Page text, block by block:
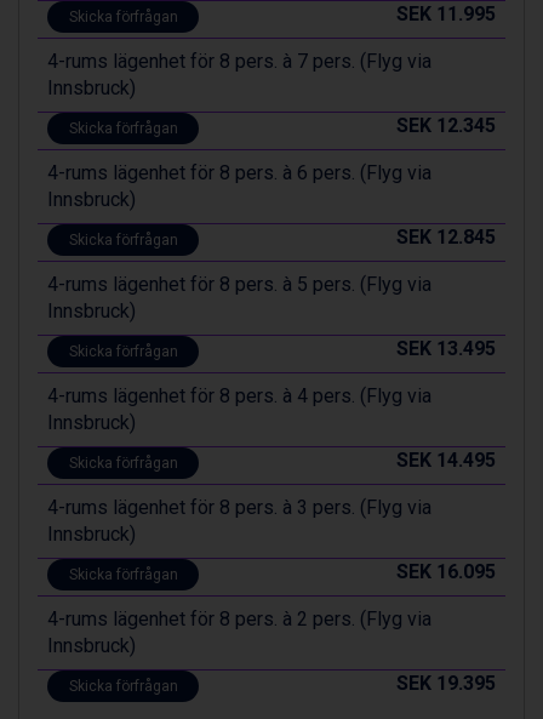
St. Anton från 11.245 kr.
Zell am See från 6.295 kr.
Canazei från 7.195 kr.
Livigno från 5.595 kr.
Ponte di Legno från 7.395 kr.
Sauze dOulx från 6.145 kr.
Alleghe från 8.545 kr.
Bad Gastein från 6.295 kr.
Arabba från 11.045 kr.
La Thuile från 7.045 kr.
Cervinia från 8.245 kr.
Saalbach från 9.445 kr.
Sölden från 12.995 kr.
Bad Hofgastein från 8.595 kr.
Passo Tonale från 5.895 kr.
Champoluc från 5.945 kr.
Sestriere från 6.945 kr.
Fieberbrunn från 9.645 kr.
Ischgl från 11.295 kr.
Wagrain från 7.095 kr.
Val Thorens från 8.395 kr.
St. Anton från 11.245 kr.
Zell am See från 6.295 kr.
Canazei från 7.195 kr.
Livigno från 5.595 kr.
Ponte di Legno från 7.395 kr.
Sauze dOulx från 6.145 kr.
Skicka förfrågan SEK 11.995
4-rums lägenhet för 8 pers. à 7 pers. (Flyg via
Innsbruck)
Skicka förfrågan SEK 12.345
4-rums lägenhet för 8 pers. à 6 pers. (Flyg via
Innsbruck)
Skicka förfrågan SEK 12.845
4-rums lägenhet för 8 pers. à 5 pers. (Flyg via
Innsbruck)
Skicka förfrågan SEK 13.495
4-rums lägenhet för 8 pers. à 4 pers. (Flyg via
Innsbruck)
Skicka förfrågan SEK 14.495
4-rums lägenhet för 8 pers. à 3 pers. (Flyg via
Innsbruck)
Skicka förfrågan SEK 16.095
4-rums lägenhet för 8 pers. à 2 pers. (Flyg via
Innsbruck)
Skicka förfrågan SEK 19.395